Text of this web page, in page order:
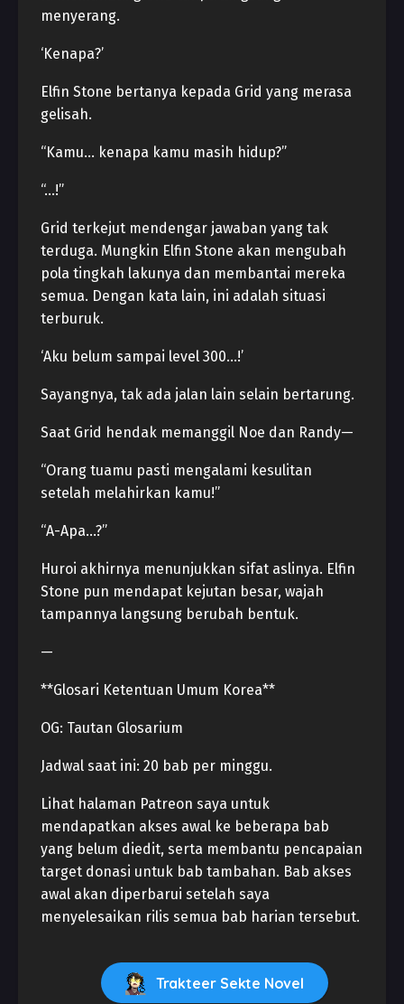
menyerang.
‘Kenapa?’
Elfin Stone bertanya kepada Grid yang merasa
gelisah.
“Kamu… kenapa kamu masih hidup?”
“…!”
Grid terkejut mendengar jawaban yang tak
terduga. Mungkin Elfin Stone akan mengubah
pola tingkah lakunya dan membantai mereka
semua. Dengan kata lain, ini adalah situasi
terburuk.
‘Aku belum sampai level 300…!’
Sayangnya, tak ada jalan lain selain bertarung.
Saat Grid hendak memanggil Noe dan Randy—
“Orang tuamu pasti mengalami kesulitan
setelah melahirkan kamu!”
“A-Apa…?”
Huroi akhirnya menunjukkan sifat aslinya. Elfin
Stone pun mendapat kejutan besar, wajah
tampannya langsung berubah bentuk.
—
**Glosari Ketentuan Umum Korea**
OG: Tautan Glosarium
Jadwal saat ini: 20 bab per minggu.
Lihat halaman Patreon saya untuk
mendapatkan akses awal ke beberapa bab
yang belum diedit, serta membantu pencapaian
target donasi untuk bab tambahan. Bab akses
awal akan diperbarui setelah saya
menyelesaikan rilis semua bab harian tersebut.
Trakteer Sekte Novel